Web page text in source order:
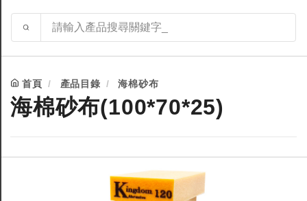
首頁 產品目錄 海棉砂布
海棉砂布(100*70*25)